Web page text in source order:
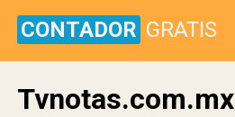
CONTADOR GRATIS
Tvnotas.com.mx